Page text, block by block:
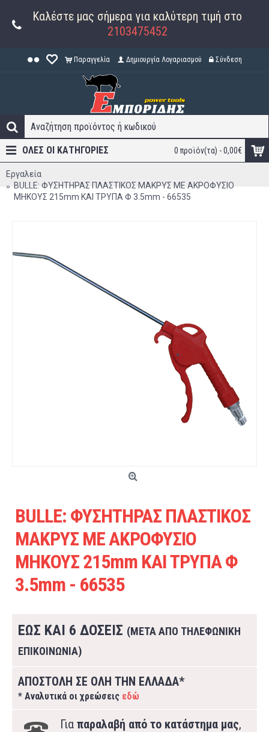
Καλέστε μας σήμερα για καλύτερη τιμή στο
2103475452
Παραγγελία Δημιουργία Λογαριασμού Σύνδεση
0 προϊόν(τα) - 0,00€
ΟΛΕΣ ΟΙ ΚΑΤΗΓΟΡΊΕΣ
Εργαλεία
BULLE: ΦΥΣΗΤΗΡΑΣ ΠΛΑΣΤΙΚΟΣ ΜΑΚΡΥΣ ΜΕ ΑΚΡΟΦΥΣΙΟ
ΜΗΚΟΥΣ 215mm ΚΑΙ ΤΡΥΠΑ Φ 3.5mm - 66535
BULLE: ΦΥΣΗΤΗΡΑΣ ΠΛΑΣΤΙΚΟΣ
ΜΑΚΡΥΣ ΜΕ ΑΚΡΟΦΥΣΙΟ
ΜΗΚΟΥΣ 215mm ΚΑΙ ΤΡΥΠΑ Φ
3.5mm - 66535
ΕΩΣ ΚΑΙ 6 ΔΟΣΕΙΣ (ΜΕΤΑ ΑΠΟ ΤΗΛΕΦΩΝΙΚΗ
ΕΠΙΚΟΙΝΩΝΙΑ)
ΑΠΟΣΤΟΛΗ ΣΕ ΟΛΗ ΤΗΝ ΕΛΛΑΔΑ*
* Αναλυτικά οι χρεώσεις εδώ
Για παραλαβή από το κατάστημα μας,